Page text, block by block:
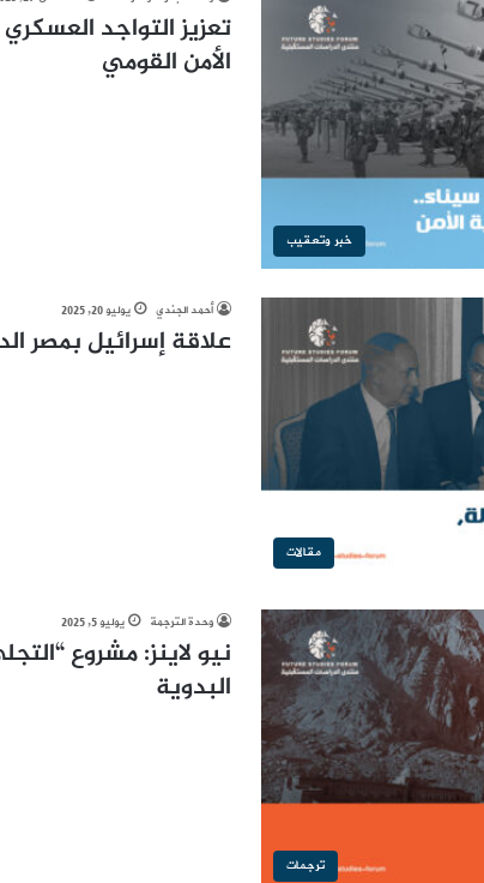
خبر وتعقيب
تعزيز التواجد
الأمن القومي
مقالات
أحمد الجندي يوليو 20, 2025
علاقة إسرائيل بمصر
ترجمات
وحدة الترجمة يوليو 5, 2025
نيو لاينز: مشروع
البدوية